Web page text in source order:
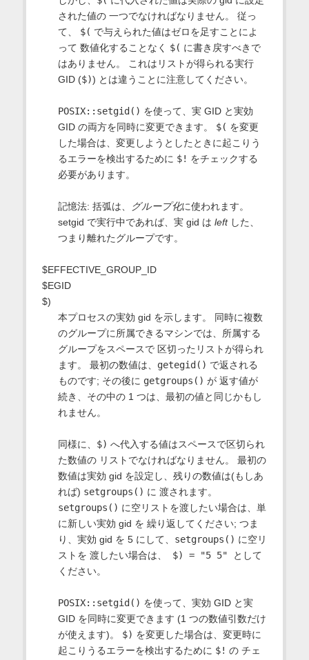
された値の 一つでなければなりません。 従っ
て、 $( で与えられた値はゼロを足すことによ
って 数値化することなく $( に書き戻すべきで
はありません。 これはリストが得られる実行
GID ($)) とは違うことに注意してください。
POSIX::setgid() を使って、実 GID と実効
GID の両方を同時に変更できます。 $( を変更
した場合は、変更しようとしたときに起こりう
るエラーを検出するために $! をチェックする
必要があります。
記憶法: 括弧は、 グループ化に使われます。
setgid で実行中であれば、実 gid は leftした、
つまり離れたグループです。
$EFFECTIVE_GROUP_ID
$EGID
$)
本プロセスの実効 gid を示します。 同時に複数
のグループに所属できるマシンでは、所属する
グループをスペースで 区切ったリストが得られ
ます。 最初の数値は、 getegid() で返される
ものです; その後に getgroups() が 返す値が
続き、その中の 1 つは、最初の値と同じかもし
れません。
同様に、 $) へ代入する値はスペースで区切られ
た数値の リストでなければなりません。 最初の
数値は実効 gid を設定し、残りの数値は(もしあ
れば) setgroups() に 渡されます。
setgroups() に空リストを渡したい場合は、単
に新しい実効 gid を 繰り返してください; つま
り、実効 gid を 5 にして、 setgroups() に空リ
ストを 渡したい場合は、
$) = "5 5"
として
ください。
POSIX::setgid() を使って、実効 GID と実
GID を同時に変更できます (1 つの数値引数だけ
が使えます)。 $) を変更した場合は、変更時に
起こりうるエラーを検出するために $! の チェ